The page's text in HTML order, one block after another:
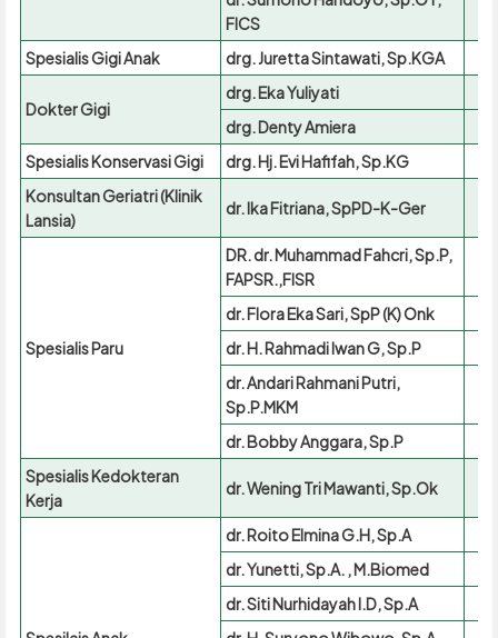
FICS
Spesialis Gigi Anak
drg. Juretta Sintawati, Sp.KGA
Dokter Gigi
drg. Eka Yuliyati
drg. Denty Amiera
Spesialis Konservasi Gigi
drg. Hj. Evi Hafifah, Sp.KG
Konsultan Geriatri (Klinik
Lansia)
dr. Ika Fitriana, SpPD-K-Ger
Spesialis Paru
DR. dr. Muhammad Fahcri, Sp.P,
FAPSR.,FISR
dr. Flora Eka Sari, SpP (K) Onk
dr. H. Rahmadi Iwan G, Sp.P
dr. Andari Rahmani Putri,
Sp.P.MKM
dr. Bobby Anggara, Sp.P
Spesialis Kedokteran
Kerja
dr. Wening Tri Mawanti, Sp.Ok
dr. Roito Elmina G.H, Sp.A
dr. Yunetti, Sp.A. , M.Biomed
dr. Siti Nurhidayah I.D, Sp.A